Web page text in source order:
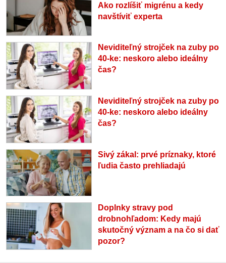
Ako rozlíšiť migrénu a kedy
navštíviť experta
Neviditeľný strojček na zuby po
40-ke: neskoro alebo ideálny
čas?
Neviditeľný strojček na zuby po
40-ke: neskoro alebo ideálny
čas?
Sivý zákal: prvé príznaky, ktoré
ľudia často prehliadajú
Doplnky stravy pod
drobnohľadom: Kedy majú
skutočný význam a na čo si dať
pozor?